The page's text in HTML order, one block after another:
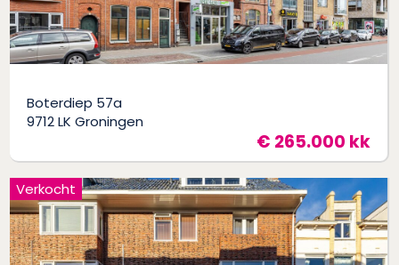
Boterdiep 57a
9712 LK Groningen
€ 265.000 kk
Verkocht